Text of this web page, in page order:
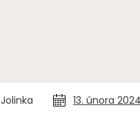
Jolinka 13. února 2024